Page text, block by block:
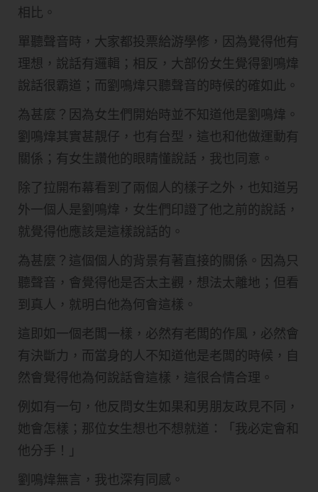
相比。
​單聽聲音時，大家都投票給游學修，因為覺得他有
理想，說話有邏輯；相反，大部份女生覺得劉鳴煒
說話很霸道；而劉鳴煒只聽聲音的時候的確如此。
為甚麼？因為女生們開始時並不知道他是劉鳴煒。
劉鳴煒其實甚靚仔，也有台型，這也和他做運動有
關係；有女生讚他的眼睛懂說話，我也同意。
除了拉開布幕看到了兩個人的樣子之外，也知道另
外一個人是劉鳴煒，女生們印證了他之前的說話，
就覺得他應該是這樣說話的。
為甚麼？這個個人的背景有著直接的關係。因為只
聽聲音，會覺得他是否太主觀，想法太離地；但看
到真人，就明白他為何會這樣。
這即如一個老闆一樣，必然有老闆的作風，必然會
有決斷力，而當身的人不知道他是老闆的時候，自
然會覺得他為何說話會這樣，這很合情合理。
例如有一句，他反問女生如果和男朋友政見不同，
她會怎樣；那位女生​想也不想就道：「我必定會和
他分手！」
劉鳴煒無言，我也深有同感。